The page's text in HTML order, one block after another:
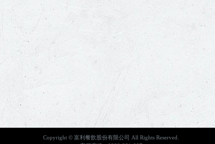
Copyright © 富利餐飲股份有限公司 All Rights Reserved.